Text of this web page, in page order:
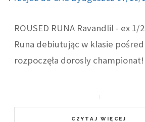
ROUSED RUNA Ravandlil - ex 1/
Runa debiutując w klasie
rozpoczęła dorosly championat!
CZYTAJ WIĘCEJ